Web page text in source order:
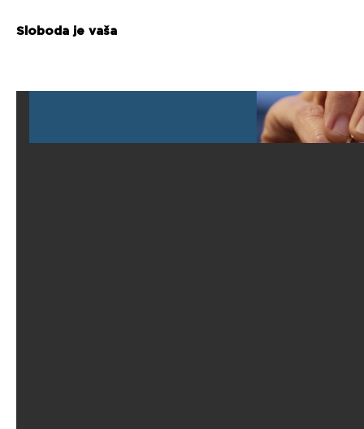
Sloboda je vaša